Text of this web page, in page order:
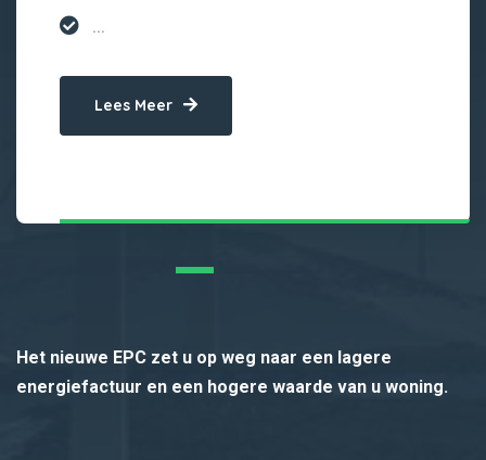
...
Lees Meer
Het nieuwe EPC zet u op weg naar een lagere
energiefactuur en een hogere waarde van u woning.